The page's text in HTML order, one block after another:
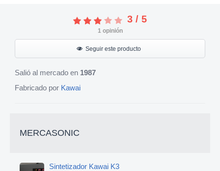
3 / 5
1opinión
Seguir este producto
Salió al mercado en 1987
Fabricado por Kawai
MERCASONIC
Sintetizador Kawai K3